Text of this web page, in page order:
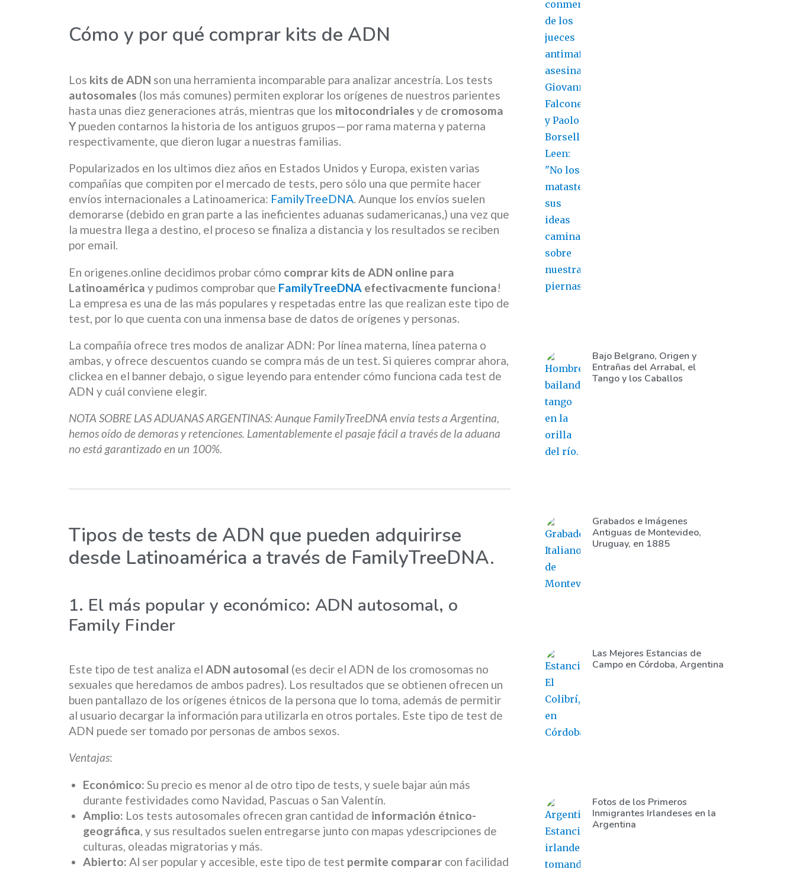
Cómo y por qué comprar kits de ADN
Los kits de ADN son una herramienta incomparable para analizar ancestría. Los tests
autosomales (los más comunes) permiten explorar los orígenes de nuestros parientes
hasta unas diez generaciones atrás, mientras que los mitocondriales y de cromosoma
Ypueden contarnos la historia de los antiguos grupos — por rama materna y paterna
respectivamente, que dieron lugar a nuestras familias.
Popularizados en los ultimos diez años en Estados Unidos y Europa, existen varias
compañías que compiten por el mercado de tests, pero sólo una que permite hacer
envíos internacionales a Latinoamerica: FamilyTreeDNA. Aunque los envíos suelen
demorarse (debido en gran parte a las ineficientes aduanas sudamericanas,) una vez que
la muestra llega a destino, el proceso se finaliza a distancia y los resultados se reciben
por email.
En origenes.online decidimos probar cómo comprar kits de ADN online para
Latinoamérica y pudimos comprobar que FamilyTreeDNA efectivacmente funciona!
La empresa es una de las más populares y respetadas entre las que realizan este tipo de
test, por lo que cuenta con una inmensa base de datos de orígenes y personas.
La compañía ofrece tres modos de analizar ADN: Por línea materna, línea paterna o
ambas, y ofrece descuentos cuando se compra más de un test. Si quieres comprar ahora,
clickea en el banner debajo, o sigue leyendo para entender cómo funciona cada test de
ADN y cuál conviene elegir.
NOTA SOBRE LAS ADUANAS ARGENTINAS: Aunque FamilyTreeDNA envía tests a Argentina,
hemos oído de demoras y retenciones. Lamentablemente el pasaje fácil a través de la aduana
no está garantizado en un 100%.
Tipos de tests de ADN que pueden adquirirse
desde Latinoamérica a través de FamilyTreeDNA.
1. El más popular y económico: ADN autosomal, o
Family Finder
Este tipo de test analiza el ADN autosomal (es decir el ADN de los cromosomas no
sexuales que heredamos de ambos padres). Los resultados que se obtienen ofrecen un
buen pantallazo de los orígenes étnicos de la persona que lo toma, además de permitir
al usuario decargar la información para utilizarla en otros portales. Este tipo de test de
ADN puede ser tomado por personas de ambos sexos.
Ventajas:
Económico: Su precio es menor al de otro tipo de tests, y suele bajar aún más
durante festividades como Navidad, Pascuas o San Valentín.
Amplio: Los tests autosomales ofrecen gran cantidad de información étnico-
geográfica , y sus resultados suelen entregarse junto con mapas ydescripciones de
culturas, oleadas migratorias y más.
Abierto: Al ser popular y accesible, este tipo de test permite comparar con facilidad
Bajo Belgrano, Origen y
Entrañas del Arrabal, el
Tango y los Caballos
Grabados e Imágenes
Antiguas de Montevideo,
Uruguay, en 1885
Las Mejores Estancias de
Campo en Córdoba, Argentina
Fotos de los Primeros
Inmigrantes Irlandeses en la
Argentina